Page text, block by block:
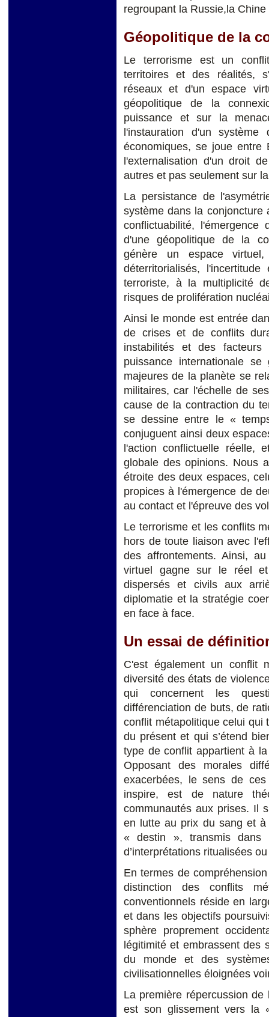
regroupant la Russie,la
Géopolitique de la
Le terrorisme est un
territoires et des réalités,
réseaux et d'un espace
géopolitique de la
puissance et sur la
l'instauration d'un
économiques, se joue
l'externalisation d'un droit
autres et pas seulement sur
La persistance de
système dans la conjoncture
conflictuabilité,
d'une géopolitique de la
génère un espace
déterritorialisés,
terroriste, à la multiplicité
risques de prolifération
Ainsi le monde est entrée
de crises et de conflits
instabilités et des
puissance internationale
majeures de la planète se
militaires, car l'échelle de
cause de la contraction du
se dessine entre le «
conjuguent ainsi deux
l'action conflictuelle réelle,
globale des opinions. Nous
étroite des deux espaces,
propices à l'émergence de
au contact et l'épreuve des
Le terrorisme et les conflits
hors de toute liaison avec
des affrontements. Ainsi,
virtuel gagne sur le réel
dispersés et civils aux
diplomatie et la stratégie
en face à face.
Un essai de
C'est également un conflit
diversité des états de
qui concernent les
différenciation de buts, de
conflit métapolitique celui qui
du présent et qui s’étend
type de conflit appartient à
Opposant des morales
exacerbées, le sens de
inspire, est de nature
communautés aux prises. Il
en lutte au prix du sang et à
« destin », transmis dans
d’interprétations ritualisées
En termes de
distinction des conflits
conventionnels réside en
et dans les objectifs
sphère proprement
légitimité et embrassent des
du monde et des
civilisationnelles éloignées
La première répercussion
est son glissement vers la